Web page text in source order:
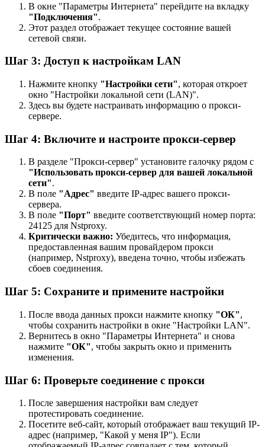
В окне "Параметры Интернета" перейдите на вкладку
"Подключения".
Этот раздел отображает текущее состояние вашей
сетевой связи.
Шаг 3: Доступ к настройкам LAN
Нажмите кнопку "Настройки сети", которая откроет
окно "Настройки локальной сети (LAN)".
Здесь вы будете настраивать информацию о прокси-
сервере.
Шаг 4: Включите и настроите прокси-сервер
В разделе "Прокси-сервер" установите галочку рядом с
"Использовать прокси-сервер для вашей локальной
сети".
В поле "Адрес" введите IP-адрес вашего прокси-
сервера.
В поле "Порт" введите соответствующий номер порта:
24125 для Nstproxy.
Критически важно: Убедитесь, что информация,
предоставленная вашим провайдером прокси
(например, Nstproxy), введена точно, чтобы избежать
сбоев соединения.
Шаг 5: Сохраните и примените настройки
После ввода данных прокси нажмите кнопку "ОК",
чтобы сохранить настройки в окне "Настройки LAN".
Вернитесь в окно "Параметры Интернета" и снова
нажмите "ОК", чтобы закрыть окно и применить
изменения.
Шаг 6: Проверьте соединение с прокси
После завершения настройки вам следует
протестировать соединение.
Посетите веб-сайт, который отображает ваш текущий IP-
адрес (например, "Какой у меня IP"). Если